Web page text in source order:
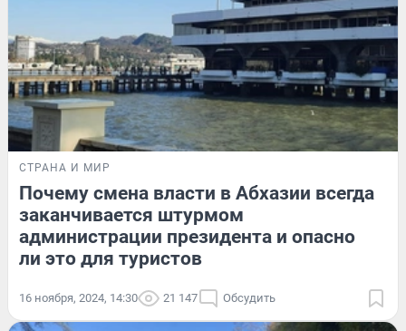
СТРАНА И МИР
Почему смена власти в Абхазии всегда
заканчивается штурмом
администрации президента и опасно
ли это для туристов
16 ноября, 2024, 14:30 21 147 Обсудить